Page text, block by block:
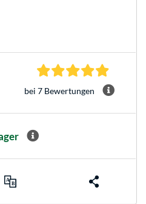
bei 7 Bewertungen